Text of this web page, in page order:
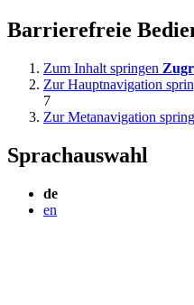
Barrierefreie
Zum Inhalt springen
Zur Hauptnavigation
7
Zur Metanavigation
Sprachauswahl
de
en